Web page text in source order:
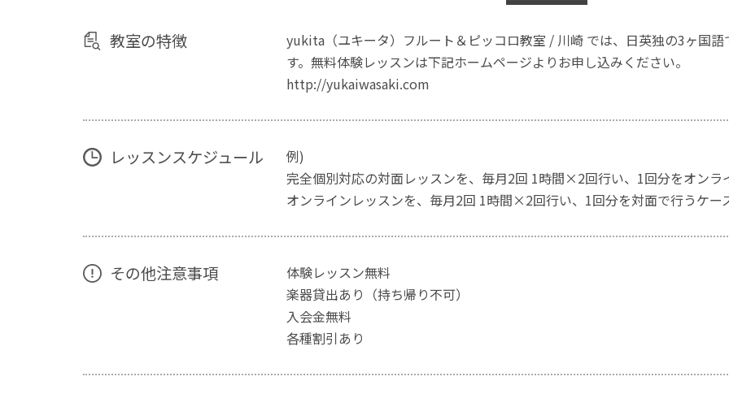
教室の特徴
yukita（ユキータ）フルート＆ピッコロ教室 / 川崎 では、日英独の3ヶ国
す。無料体験レッスンは下記ホームページよりお申し込みください。
http://yukaiwasaki.com
レッスンスケジュール
例)
完全個別対応の対面レッスンを、毎月2回 1時間×2回行い、1回分をオンラ
オンラインレッスンを、毎月2回 1時間×2回行い、1回分を対面で行うケー
その他注意事項
体験レッスン無料
楽器貸出あり（持ち帰り不可）
入会金無料
各種割引あり